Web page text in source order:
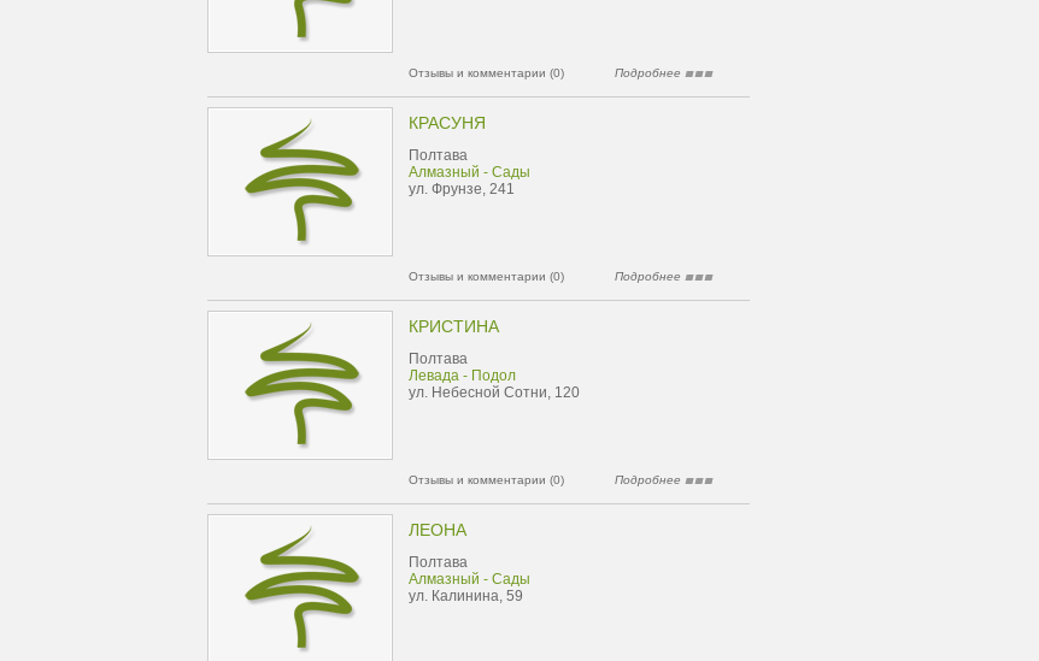
Отзывы и комментарии (0) Подробнее
КРАСУНЯ
Полтава
Алмазный - Сады
ул. Фрунзе, 241
Отзывы и комментарии (0) Подробнее
КРИСТИНА
Полтава
Левада - Подол
ул. Небесной Сотни, 120
Отзывы и комментарии (0) Подробнее
ЛЕОНА
Полтава
Алмазный - Сады
ул. Калинина, 59